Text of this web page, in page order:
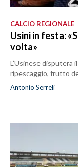
CALCIO REGIONALE
Usini in festa:
volta»
L’Usinese disputera
ripescaggio, frutto
Antonio Serreli